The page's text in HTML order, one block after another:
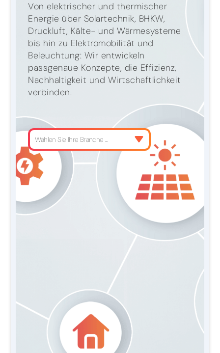
Von elektrischer und thermischer
Energie über Solartechnik, BHKW,
Druckluft, Kälte- und Wärmesysteme
bis hin zu Elektromobilität und
Beleuchtung: Wir entwickeln
passgenaue Konzepte, die Effizienz,
Nachhaltigkeit und Wirtschaftlichkeit
verbinden.
Wählen Sie Ihre Branche ...